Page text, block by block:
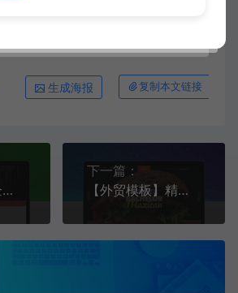
生成海报 复制本文链接
【外贸模板】企业集团公司网站模板 红色款 响应式模板
下一篇：
【外贸模板】精美西式汉堡薯条主题餐厅网站模板 黄色款 响应式模板